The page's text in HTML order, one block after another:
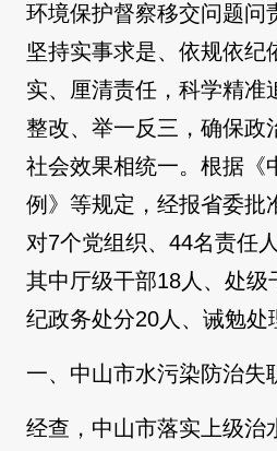
环境保护督察移交问题问
坚持实事求是、依规依纪
实、厘清责任，科学精准
整改、举一反三，确保政
社会效果相统一。根据《
例》等规定，经报省委批
对7个党组织、44名责任
其中厅级干部18人、处级
纪政务处分20人、诫勉处
一、中山市水污染防治失
经查，中山市落实上级治